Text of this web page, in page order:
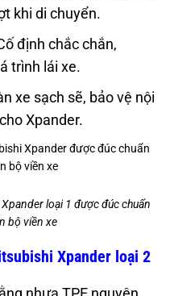
khi di chuyển.
định chắc chắn,
trình lái xe.
xe sạch sẽ, bảo vệ nội
Xpander.
loại 1 được đúc chuẩn
bộ viền xe
Xpander loại 2